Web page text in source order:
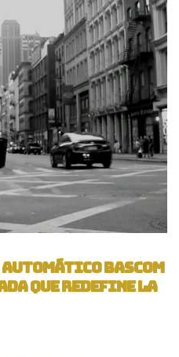
Bascom
que Redefine la